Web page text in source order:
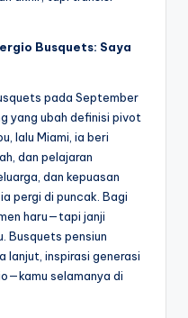
Busquets: Saya
pada September
yang ubah definisi pivot
lalu Miami, ia beri
dan pelajaran
dan kepuasan
pergi di puncak. Bagi
haru—tapi janji
Busquets pensiun
lanjut, inspirasi generasi
selamanya di